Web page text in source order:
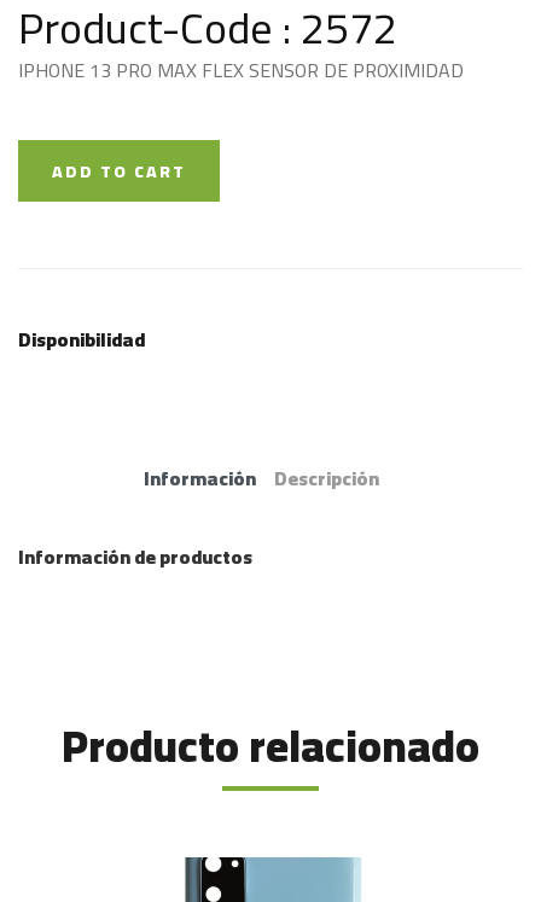
Product-Code : 2572
IPHONE 13 PRO MAX FLEX SENSOR DE PROXIMIDAD
ADD TO CART
Disponibilidad
Información Descripción
Información de productos
Producto relacionado